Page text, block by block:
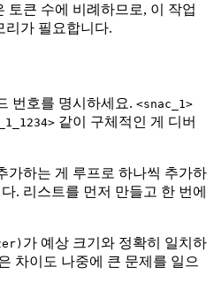
토큰 수에 비례하므로, 이 작업
리가 필요합니다.
번호를 명시하세요. <snac_1>
같이 구체적인 게 디버
가하는 게 루프로 하나씩 추가하
. 리스트를 먼저 만들고 한 번에
가 예상 크기와 정확히 일치하
차이도 나중에 큰 문제를 일으